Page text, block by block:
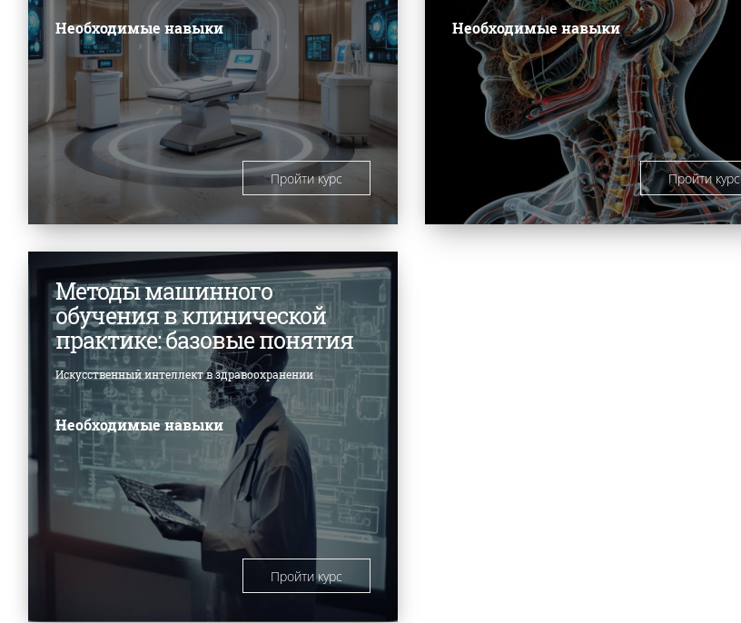
Необходимые навыки
Пройти курс
Необходимые навыки
Пройти курс
Методы машинного
обучения в клинической
практике: базовые понятия
Искусственный интеллект в здравоохранении
Необходимые навыки
Пройти курс